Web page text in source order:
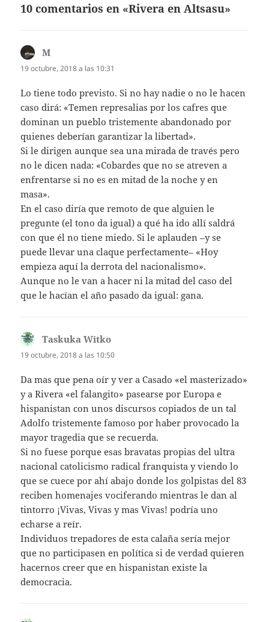
10 comentarios en «Rivera en Altsasu»
M
19 octubre, 2018 a las 10:31
Lo tiene todo previsto. Si no hay nadie o no le hacen
caso dirá: «Temen represalias por los cafres que
dominan un pueblo tristemente abandonado por
quienes deberían garantizar la libertad».
Si le dirigen aunque sea una mirada de través pero
no le dicen nada: «Cobardes que no se atreven a
enfrentarse si no es en mitad de la noche y en
masa».
En el caso diría que remoto de que alguien le
pregunte (el tono da igual) a qué ha ido allí saldrá
con que él no tiene miedo. Si le aplauden –y se
puede llevar una claque perfectamente– «Hoy
empieza aquí la derrota del nacionalismo».
Aunque no le van a hacer ni la mitad del caso del
que le hacían el año pasado da igual: gana.
Taskuka Witko
19 octubre, 2018 a las 10:50
Da mas que pena oír y ver a Casado «el masterizado»
y a Rivera «el falangito» pasearse por Europa e
hispanistan con unos discursos copiados de un tal
Adolfo tristemente famoso por haber provocado la
mayor tragedia que se recuerda.
Si no fuese porque esas bravatas propias del ultra
nacional catolicismo radical franquista y viendo lo
que se cuece por ahí abajo donde los golpistas del 83
reciben homenajes vociferando mientras le dan al
tintorro ¡Vivas, Vivas y mas Vivas! podría uno
echarse a reír.
Individuos trepadores de esta calaña sería mejor
que no participasen en política si de verdad quieren
hacernos creer que en hispanistan existe la
democracia.